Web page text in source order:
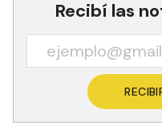
Recibí las